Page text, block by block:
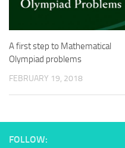
A first step to Mathematical
Olympiad problems
FEBRUARY 19, 2018
FOLLOW: